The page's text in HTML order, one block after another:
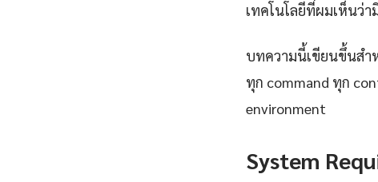
เทคโนโลยีที่ผมเห็นว่
บทความนี้เขียนขึ้นสำ
ทุก command ทุก
environment
System